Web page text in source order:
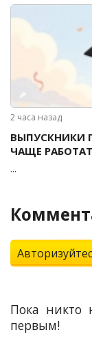
2 часа назад
ВЫПУСКНИКИ
ЧАЩЕ
...
Пока никто
первым!